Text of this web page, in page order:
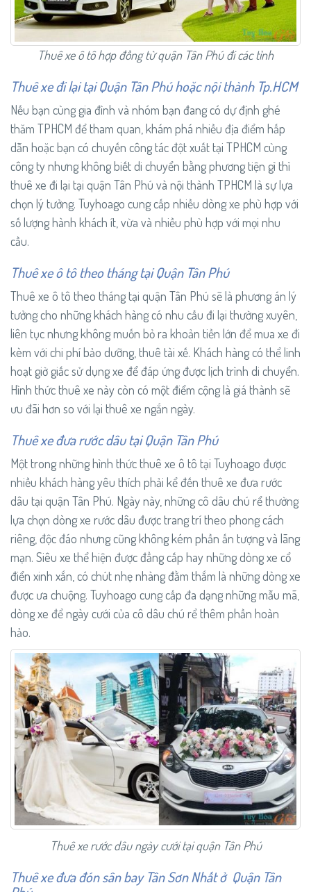
Thuê xe ô tô hợp đồng từ quận Tân Phú đi các tỉnh
Thuê xe đi lại tại Quận Tân Phú hoặc nội thành Tp.HCM
Nếu bạn cùng gia đình và nhóm bạn đang có dự định ghé
thăm TPHCM để tham quan, khám phá nhiều địa điểm hấp
dẫn hoặc bạn có chuyến công tác đột xuất tại TPHCM cùng
công ty nhưng không biết di chuyển bằng phương tiện gì thì
thuê xe đi lại tại quận Tân Phú và nội thành TPHCM là sự lựa
chọn lý tưởng. Tuyhoago cung cấp nhiều dòng xe phù hợp với
số lượng hành khách ít, vừa và nhiều phù hợp với mọi nhu
cầu.
Thuê xe ô tô theo tháng tại Quận Tân Phú
Thuê xe ô tô theo tháng tại quận Tân Phú sẽ là phương án lý
tưởng cho những khách hàng có nhu cầu đi lại thường xuyên,
liên tục nhưng không muốn bỏ ra khoản tiền lớn để mua xe đi
kèm với chi phí bảo dưỡng, thuê tài xế. Khách hàng có thể linh
hoạt giờ giấc sử dụng xe để đáp ứng được lịch trình di chuyển.
Hình thức thuê xe này còn có một điểm cộng là giá thành sẽ
ưu đãi hơn so với lại thuê xe ngắn ngày.
Thuê xe đưa rước dâu tại Quận Tân Phú
Một trong những hình thức thuê xe ô tô tại Tuyhoago được
nhiều khách hàng yêu thích phải kể đến thuê xe đưa rước
dâu tại quận Tân Phú. Ngày này, những cô dâu chú rể thường
lựa chọn dòng xe rước dâu được trang trí theo phong cách
riêng, độc đáo nhưng cũng không kém phần ấn tượng và lãng
mạn. Siêu xe thể hiện được đẳng cấp hay những dòng xe cổ
điển xinh xắn, có chút nhẹ nhàng đằm thắm là những dòng xe
được ưa chuộng. Tuyhoago cung cấp đa dạng những mẫu mã,
dòng xe để ngày cưới của cô dâu chú rể thêm phần hoàn
hảo.
Thuê xe rước dâu ngày cưới tại quận Tân Phú
Thuê xe đưa đón sân bay Tân Sơn Nhấtở Quận Tân